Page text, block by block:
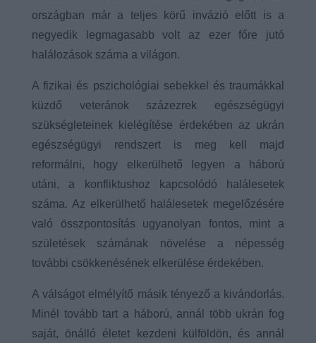
országban már a teljes körű invázió előtt is a
negyedik legmagasabb volt az ezer főre jutó
halálozások száma a világon.
A fizikai és pszichológiai sebekkel és traumákkal
küzdő veteránok százezrek egészségügyi
szükségleteinek kielégítése érdekében az ukrán
egészségügyi rendszert is meg kell majd
reformálni, hogy elkerülhető legyen a háború
utáni, a konfliktushoz kapcsolódó halálesetek
száma. Az elkerülhető halálesetek megelőzésére
való összpontosítás ugyanolyan fontos, mint a
születések számának növelése a népesség
további csökkenésének elkerülése érdekében.
A válságot elmélyítő másik tényező a kivándorlás.
Minél tovább tart a háború, annál több ukrán fog
saját, önálló életet kezdeni külföldön, és annál